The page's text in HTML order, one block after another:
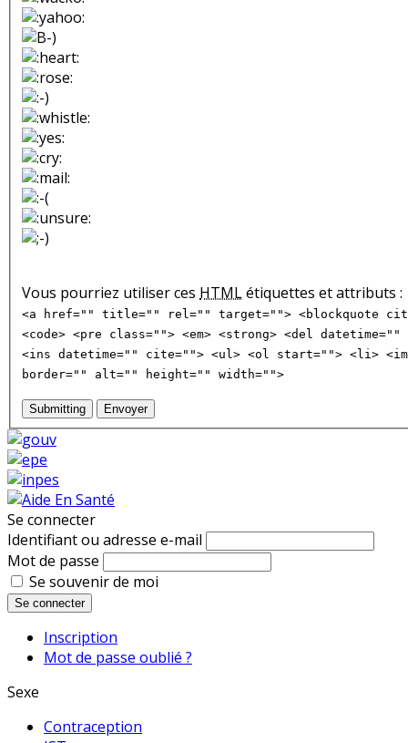
Vous pourriez utiliser ces HTMLétiquettes et attributs :
<a href="" title="" rel="" target=""> <blockquote
<code> <pre class=""> <em> <strong> <del
<ins datetime="" cite=""> <ul> <ol start=""> <li>
border="" alt="" height="" width="">
Submitting Envoyer
Se connecter
Identifiant ou adresse e-mail
Mot de passe
Se souvenir de moi
Se connecter
Inscription
Mot de passe oublié ?
Sexe
Contraception